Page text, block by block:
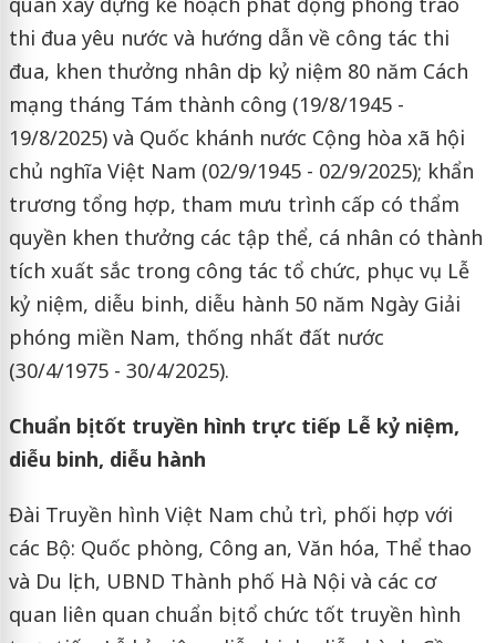
thi đua yêu nước và hướng dẫn về công tác thi
đua, khen thưởng nhân dịp kỷ niệm 80 năm Cách
mạng tháng Tám thành công (19/8/1945 -
19/8/2025) và Quốc khánh nước Cộng hòa xã hội
chủ nghĩa Việt Nam (02/9/1945 - 02/9/2025); khẩn
trương tổng hợp, tham mưu trình cấp có thẩm
quyền khen thưởng các tập thể, cá nhân có thành
tích xuất sắc trong công tác tổ chức, phục vụ Lễ
kỷ niệm, diễu binh, diễu hành 50 năm Ngày Giải
phóng miền Nam, thống nhất đất nước
(30/4/1975 - 30/4/2025).
Chuẩn bị tốt truyền hình trực tiếp Lễ kỷ niệm,
diễu binh, diễu hành
Đài Truyền hình Việt Nam chủ trì, phối hợp với
các Bộ: Quốc phòng, Công an, Văn hóa, Thể thao
và Du lịch, UBND Thành phố Hà Nội và các cơ
quan liên quan chuẩn bị tổ chức tốt truyền hình